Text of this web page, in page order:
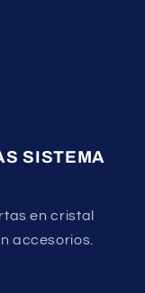
SISTEMA
en cristal
accesorios.